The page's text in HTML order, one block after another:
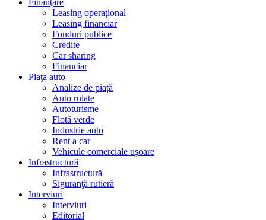
Finanţare
Leasing operaţional
Leasing financiar
Fonduri publice
Credite
Car sharing
Financiar
Piaţa auto
Analize de piață
Auto rulate
Autoturisme
Flotă verde
Industrie auto
Rent a car
Vehicule comerciale uşoare
Infrastructură
Infrastructură
Siguranţă rutieră
Interviuri
Interviuri
Editorial